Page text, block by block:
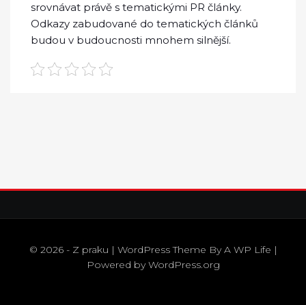
srovnávat právě s tematickými PR články.
Odkazy zabudované do tematických článků
budou v budoucnosti mnohem silnější.
© 2026 - Z praku | WordPress Theme ByA WP Life |
Powered byWordPress.org